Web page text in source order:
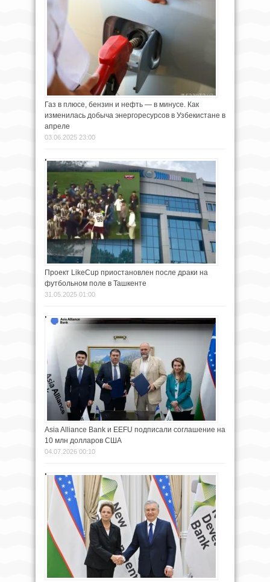
Газ в плюсе, бензин и нефть — в минусе. Как
изменилась добыча энергоресурсов в Узбекистане в
апреле
03.06.2025 23:00
Проект LikeCup приостановлен после драки на
футбольном поле в Ташкенте
31.05.2025 01:00
Asia Alliance Bank и EEFU подписали соглашение на
10 млн долларов США
04.07.2026 00:10